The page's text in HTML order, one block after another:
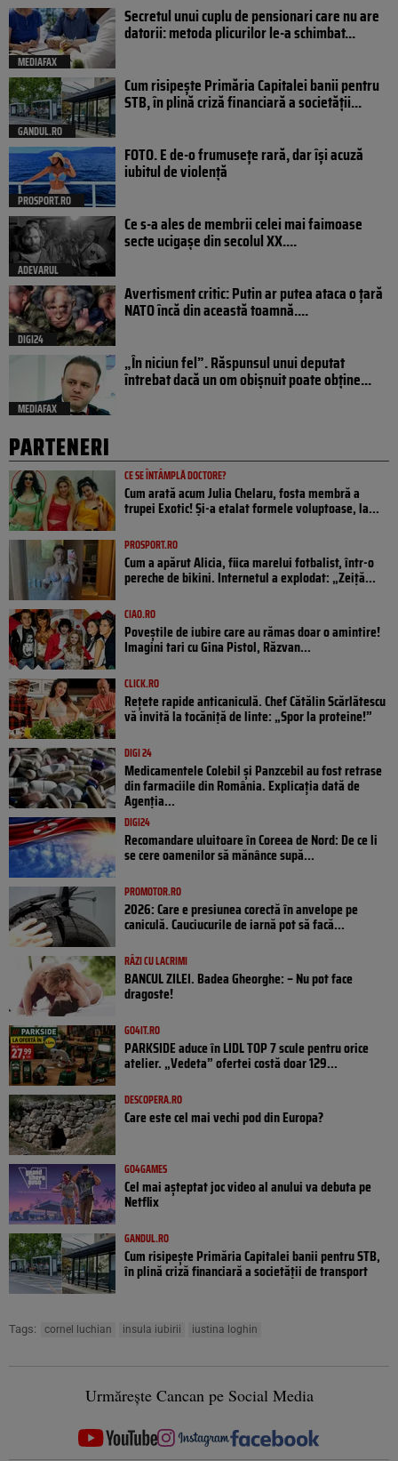
MEDIAFAX
Secretul unui cuplu de pensionari care nu are
datorii: metoda plicurilor le-a schimbat...
GANDUL.RO
Cum risipește Primăria Capitalei banii pentru
STB, în plină criză financiară a societății...
PROSPORT.RO
FOTO. E de-o frumusețe rară, dar își acuză
iubitul de violență
ADEVARUL
Ce s-a ales de membrii celei mai faimoase
secte ucigașe din secolul XX....
DIGI24
Avertisment critic: Putin ar putea ataca o țară
NATO încă din această toamnă....
MEDIAFAX
„În niciun fel”. Răspunsul unui deputat
întrebat dacă un om obișnuit poate obține...
PARTENERI
CE SE ÎNTÂMPLĂ DOCTORE?
Cum arată acum Julia Chelaru, fosta membră a
trupei Exotic! Și-a etalat formele voluptoase, la...
PROSPORT.RO
Cum a apărut Alicia, fiica marelui fotbalist, într-o
pereche de bikini. Internetul a explodat: „Zeiță...
CIAO.RO
Poveştile de iubire care au rămas doar o amintire!
Imagini tari cu Gina Pistol, Răzvan...
CLICK.RO
Rețete rapide anticaniculă. Chef Cătălin Scărlătescu
vă invită la tocăniță de linte: „Spor la proteine!”
DIGI 24
Medicamentele Colebil și Panzcebil au fost retrase
din farmaciile din România. Explicația dată de
Agenția...
DIGI24
Recomandare uluitoare în Coreea de Nord: De ce li
se cere oamenilor să mănânce supă...
PROMOTOR.RO
2026: Care e presiunea corectă în anvelope pe
caniculă. Cauciucurile de iarnă pot să facă...
RÂZI CU LACRIMI
BANCUL ZILEI. Badea Gheorghe: – Nu pot face
dragoste!
GO4IT.RO
PARKSIDE aduce în LIDL TOP 7 scule pentru orice
atelier. „Vedeta” ofertei costă doar 129...
DESCOPERA.RO
Care este cel mai vechi pod din Europa?
GO4GAMES
Cel mai așteptat joc video al anului va debuta pe
Netflix
GANDUL.RO
Cum risipește Primăria Capitalei banii pentru STB,
în plină criză financiară a societății de transport
Tags: cornel luchian insula iubirii iustina loghin
Urmărește Cancan pe Social Media